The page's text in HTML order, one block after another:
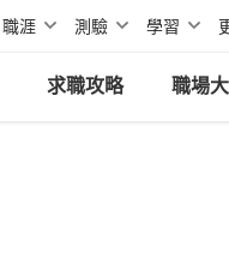
職涯 測驗 學習
求職攻略 職場